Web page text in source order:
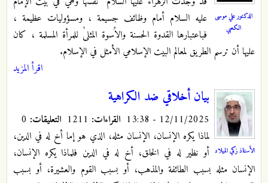
الدكتور علي موسى
الكعبي
عليه ‌السلام أمام وظائف جسيمة ، ومسؤوليات عظيمة ،
فباعتبارها القدوة الحسنة والاُسوة المثلىٰ للمرأة المسلمة ، كان
عليها أن ترسم الطريق لمعالم البيت الإسلامي الأمثل في الإسلام.
اقرأ المزيد
الأستاذ زكي الميلاد
بيان أخلاقي ضد الكراهية
12/11/2025 - 13:38 القراءات: التعليقات:
لماذا يكره الإنسان، الإنسان مثله، الذي هو إما أخ له في الدين،
أو نظير له في الخلق، أخ له في الدين فلماذا يكره الإنسان،
الإنسان مثله بسبب الطائفة والمذهب، أو بسبب القوم والعشيرة، أو بسبب